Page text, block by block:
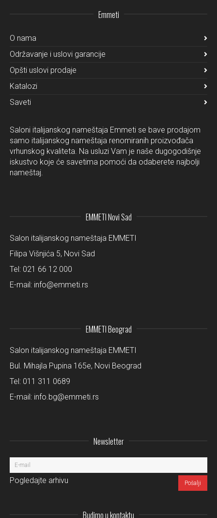
Emmeti
O nama
Održavanje i uslovi garancije
Opšti uslovi prodaje
Katalozi
Saveti
Saloni italijanskog nameštaja Emmeti se bave prodajom
samo italijanskog nameštaja renomiranih proizvođača
vrhunskog kvaliteta. Na usluzi Vam je naše dugogodišnje
iskustvo koje će savetima pomoći da odaberete najbolji
nameštaj.
EMMETI Novi Sad
Salon italijanskog nameštaja EMMETI
Filipa Višnjića 5, Novi Sad
Tel: 021 66 12 000
E-mail: info@emmeti.rs
EMMETI Beograd
Salon italijanskog nameštaja EMMETI
Bul. Mihajla Pupina 165e, Novi Beograd
Tel: 011 311 0689
E-mail: info.bg@emmeti.rs
Newsletter
Pogledajte arhivu
Budimo u kontaktu